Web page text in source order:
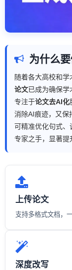
为什么
随着各大高校和学
论文已成为确保学
专注于论文去AI化
消除AI痕迹，又保
可精准优化句式、
专家之手，显著提
上传论文
支持多格式文档，
深度改写